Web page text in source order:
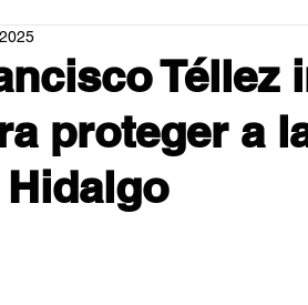
Téllez
proteger a